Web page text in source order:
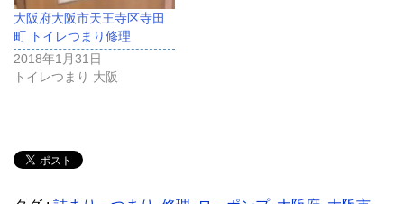
大阪府大阪市天王寺区寺田
町 トイレつまり修理
2018年1月31日
トイレつまり 大阪